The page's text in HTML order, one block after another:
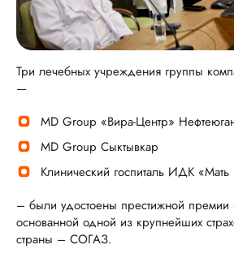
Три лечебных учреждения группы
—
MD Group «Вира-Центр»
MD Group Сыктывкар
Клинический госпиталь ИДК
– были удостоены престижной премии
основанной одной из крупнейших
страны – СОГАЗ.